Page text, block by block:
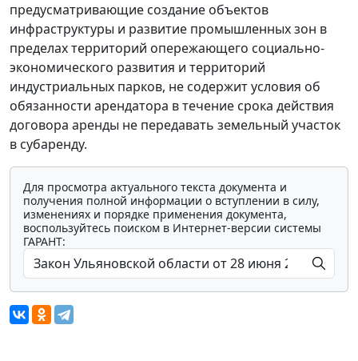
предусматривающие создание объектов
инфраструктуры и развитие промышленных зон в
пределах территорий опережающего социально-
экономического развития и территорий
индустриальных парков, не содержит условия об
обязанности арендатора в течение срока действия
договора аренды не передавать земельный участок
в субаренду.
Для просмотра актуального текста документа и
получения полной информации о вступлении в силу,
изменениях и порядке применения документа,
воспользуйтесь поиском в Интернет-версии системы
ГАРАНТ: